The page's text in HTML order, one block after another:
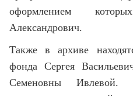
оформлением
Александрович.
Также в архиве
фонда Сергея
Семеновны Ивлевой.